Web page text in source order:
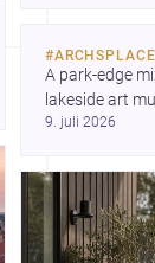
#ARCHSPLACE
A park-edge
lakeside art
countryside
Discover
9. juli 2026